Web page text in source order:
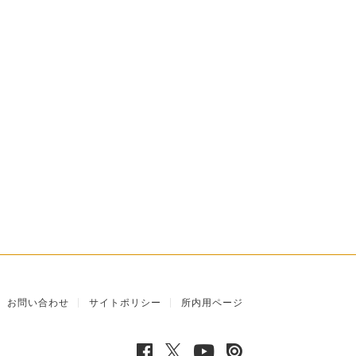
お問い合わせ サイトポリシー 所内用ページ